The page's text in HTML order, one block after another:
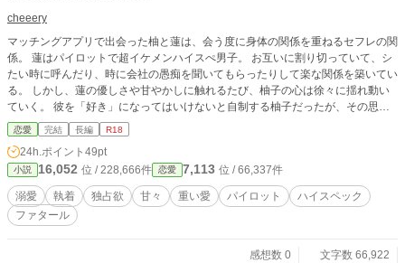
cheeery
マッチングアプリで出会った柚と蓮は、会う度に身体の関係を重ねるセフレの関
係。 蓮はパイロットで超イケメンハイスぺ男子。 お互いに割り切っていて、シ
たい時に呼んだり、時に会社の愚痴を聞いてもらったりして楽な関係を築いてい
る。 しかし、蓮の優しさや甘やかしに触れるたび、柚子の心は徐々に揺れ動い
ていく。 彼を「好き」になってはいけないと自制する柚子だったが、その思い
を隠し切れなくなったとき、柚子は蓮との関係を解消することに。 しかし、関
係を解消したいと告げた瞬間、蓮が豹変。 「僕から離れられると思ってる？」
「全部僕に染まるように身体から組み替えちゃったもんね。柚子ちゃん、今更他
の男で満足なんて出来ないでしょ」 ハイスぺセフレは激重男子だった……！？
恋愛 完結 長編 R18
24h.ポイント 49pt
小説 16,052 位 / 228,666件 恋愛 7,113 位 / 66,337件
溺愛 執着 独占欲 甘々 重い愛 パイロット
ハイスペック
ファタール
感想数 0
文字数 66,922